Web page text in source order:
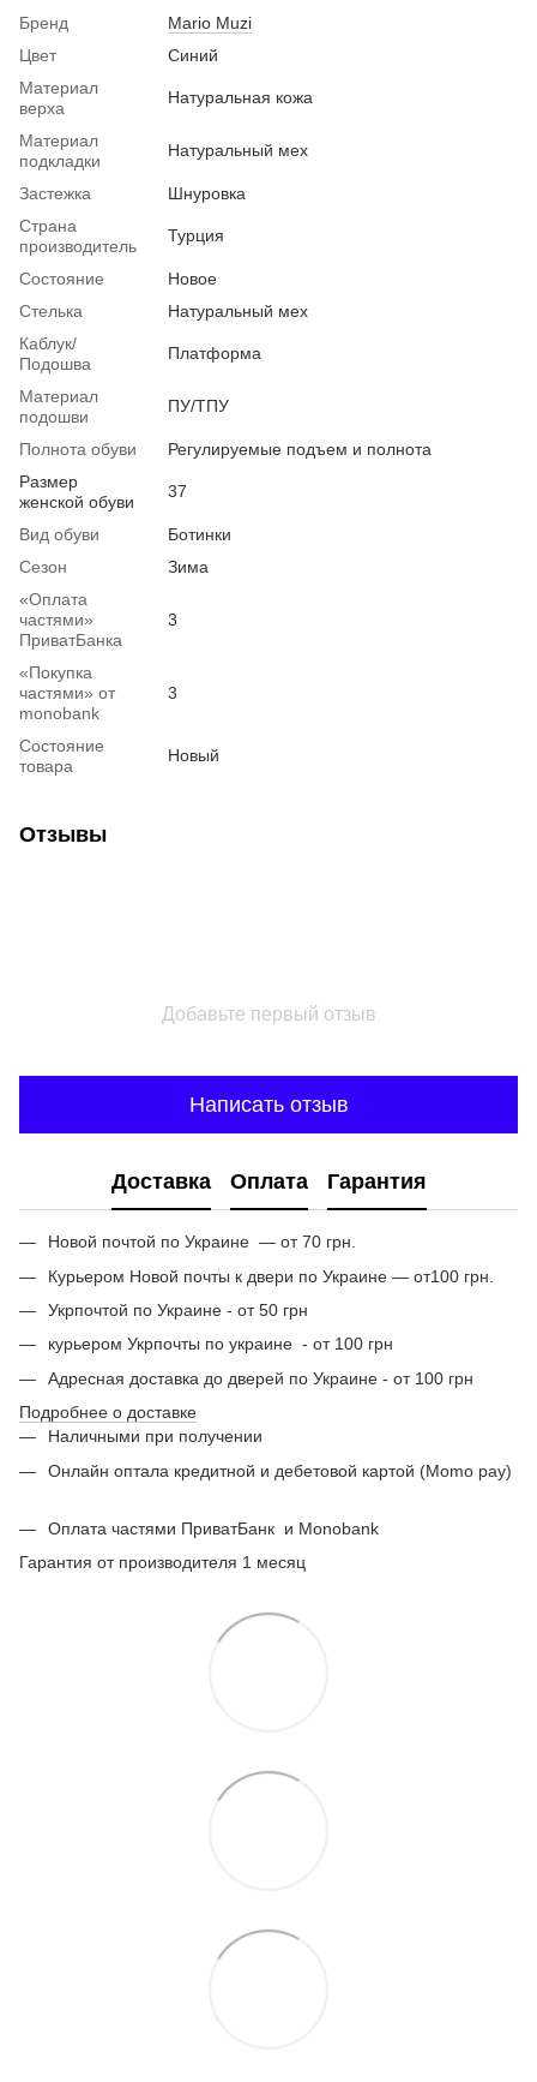
Бренд
Mario Muzi
Цвет
Синий
Материал
верха
Натуральная кожа
Материал
подкладки
Натуральный мех
Застежка
Шнуровка
Страна
производитель
Турция
Состояние
Новое
Стелька
Натуральный мех
Каблук/
Подошва
Платформа
Материал
подошви
ПУ/ТПУ
Полнота обуви
Регулируемые подъем и полнота
Размер
женской обуви
37
Вид обуви
Ботинки
Сезон
Зима
«Оплата
частями»
ПриватБанка
3
«Покупка
частями» от
monobank
3
Состояние
товара
Новый
Отзывы
Добавьте первый отзыв
Написать отзыв
Доставка Оплата Гарантия
Новой почтой по Украине — от 70 грн.
Курьером Новой почты к двери по Украине — от100 грн.
Укрпочтой по Украине - от 50 грн
курьером Укрпочты по украине - от 100 грн
Адресная доставка до дверей по Украине - от 100 грн
Подробнее о доставке
Наличными при получении
Онлайн оптала кредитной и дебетовой картой (Momo pay)
Оплата частями ПриватБанк и Monobank
Гарантия от производителя 1 месяц